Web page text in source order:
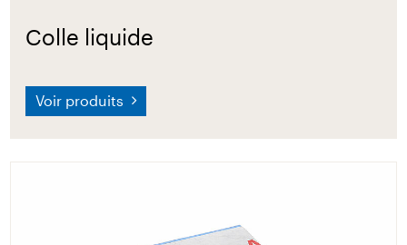
Colle liquide
Voir produits